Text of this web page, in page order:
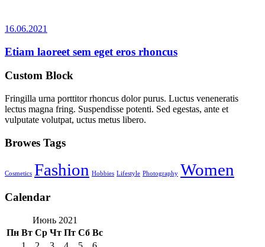
16.06.2021
Etiam laoreet sem eget eros rhoncus
Custom Block
Fringilla urna porttitor rhoncus dolor purus. Luctus veneneratis
lectus magna fring. Suspendisse potenti. Sed egestas, ante et
vulputate volutpat, uctus metus libero.
Browes Tags
Cosmetics Fashion Hobbies Lifestyle Photography Women
Calendar
Июнь 2021
Пн Вт Ср Чт Пт Сб Вс